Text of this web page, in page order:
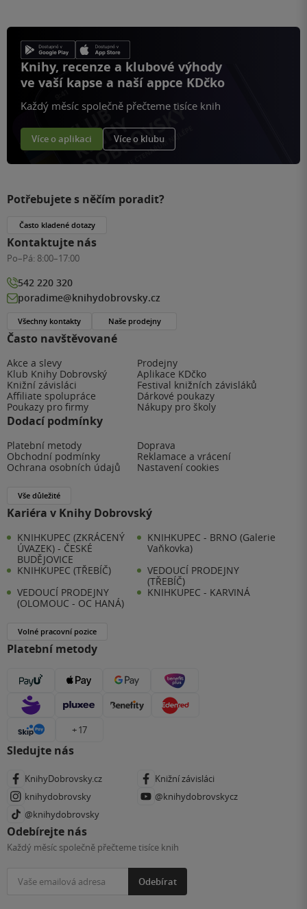
Knihy, recenze a klubové výhody
ve vaší kapse a naší appce KDčko
Každý měsíc společně přečteme tisíce knih
Více o aplikaci Více o klubu
Často navštěvované
Akce a slevy
Prodejny
Klub Knihy Dobrovský
Aplikace KDčko
Knižní závisláci
Festival knižních závisláků
Affiliate spolupráce
Dárkové poukazy
Poukazy pro firmy
Nákupy pro školy
Dodací podmínky
Platební metody
Doprava
Obchodní podmínky
Reklamace a vrácení
Ochrana osobních údajů
Nastavení cookies
Vše důležité
Kariéra v Knihy Dobrovský
KNIHKUPEC (ZKRÁCENÝ
ÚVAZEK) - ČESKÉ
BUDĚJOVICE
KNIHKUPEC - BRNO (Galerie
Vaňkovka)
KNIHKUPEC (TŘEBÍČ)
VEDOUCÍ PRODEJNY
(TŘEBÍČ)
VEDOUCÍ PRODEJNY
(OLOMOUC - OC HANÁ)
KNIHKUPEC - KARVINÁ
Volné pracovní pozice
Platební metody
+ 17
Sledujte nás
KnihyDobrovsky.cz
Knižní závisláci
knihydobrovsky
@knihydobrovskycz
@knihydobrovsky
Odebírejte nás
Každý měsíc společně přečteme tisíce knih
Odebírat
Potřebujete s něčím poradit?
Často kladené dotazy
Kontaktujte nás
Po–Pá: 8:00–17:00
542 220 320
poradime@knihydobrovsky.cz
Všechny kontakty Naše prodejny